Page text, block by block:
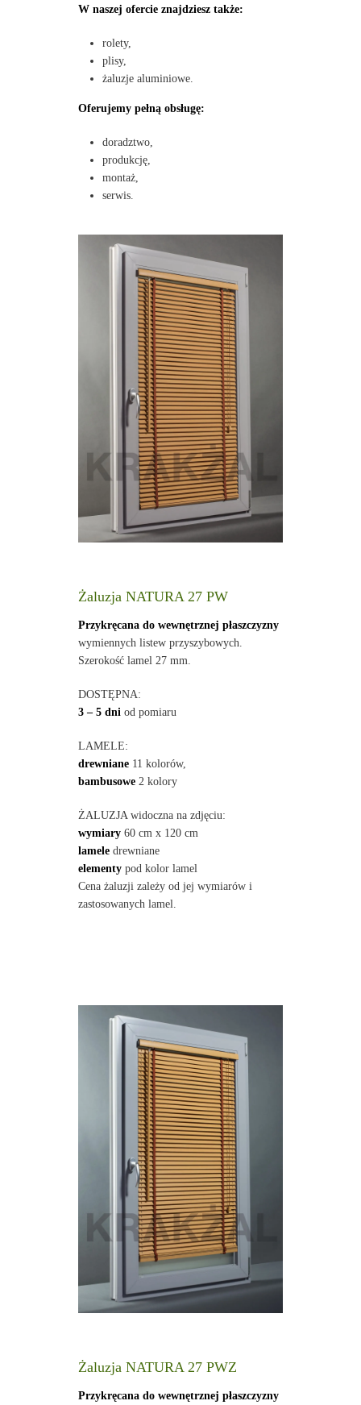
W naszej ofercie znajdziesz także:
rolety,
plisy,
żaluzje aluminiowe.
Oferujemy pełną obsługę:
doradztwo,
produkcję,
montaż,
serwis.
Żaluzja NATURA 27 PW
Przykręcana do wewnętrznej płaszczyzny
wymiennych listew przyszybowych.
Szerokość lamel 27 mm.
DOSTĘPNA:
3 – 5 dniod pomiaru
LAMELE:
drewniane11 kolorów,
bambusowe2 kolory
ŻALUZJA widoczna na zdjęciu:
wymiary60 cm x 120 cm
lameledrewniane
elementypod kolor lamel
Cena żaluzji zależy od jej wymiarów i
zastosowanych lamel.
Żaluzja NATURA 27 PWZ
Przykręcana do wewnętrznej płaszczyzny